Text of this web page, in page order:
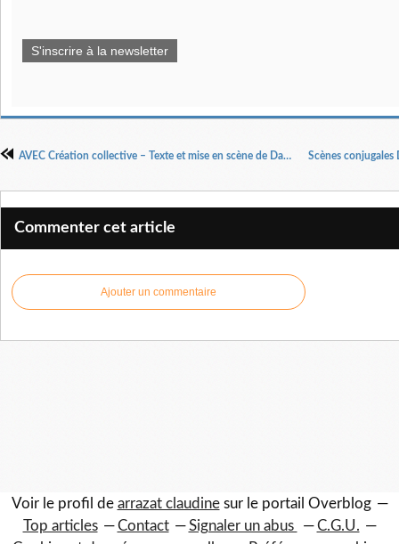
S'inscrire à la newsletter
AVEC Création collective – Texte et mise en scène de Damien Roussineau Par la compagnie Abraxas
Commenter cet article
Ajouter un commentaire
Voir le profil de arrazat claudinesur le portail Overblog
Top articles
Contact Signaler un abus
C.G.U.